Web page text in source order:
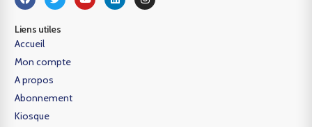
Liens utiles
Accueil
Mon compte
A propos
Abonnement
Kiosque